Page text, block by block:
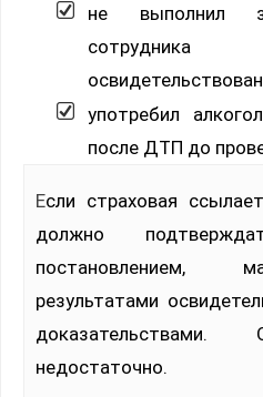
не выполнил
употребил
после ДТП до
Если страховая ссылается на опьянение, это
должно
постановлением,
результатами
доказательствами.
недостаточно.